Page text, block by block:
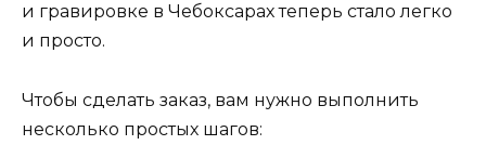
и гравировке в Чебоксарах теперь стало легко
и просто.
Чтобы сделать заказ, вам нужно выполнить
несколько простых шагов: